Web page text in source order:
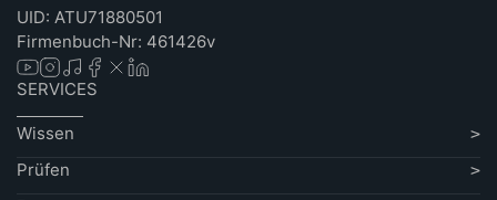
UID: ATU71880501
Firmenbuch-Nr: 461426v
SERVICES
Wissen
Prüfen